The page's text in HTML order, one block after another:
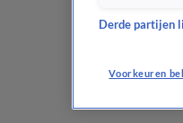
Derde partijen
Voorkeuren